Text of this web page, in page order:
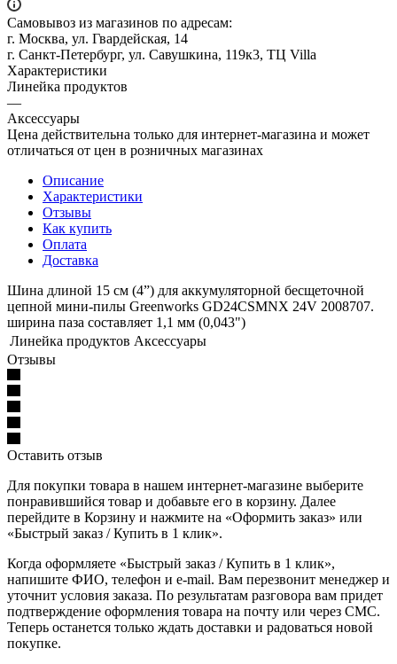
Самовывоз из магазинов по адресам:
г. Москва, ул. Гвардейская, 14
г. Санкт-Петербург, ул. Савушкина, 119к3, ТЦ Villa
Характеристики
Линейка продуктов
—
Аксессуары
Цена действительна только для интернет-магазина и может
отличаться от цен в розничных магазинах
Описание
Характеристики
Отзывы
Как купить
Оплата
Доставка
Шина длиной 15 см (4”) для аккумуляторной бесщеточной
цепной мини-пилы Greenworks GD24CSMNX 24V 2008707.
ширина паза составляет 1,1 мм (0,043")
Линейка продуктов Аксессуары
Отзывы
Оставить отзыв
Для покупки товара в нашем интернет-магазине выберите
понравившийся товар и добавьте его в корзину. Далее
перейдите в Корзину и нажмите на «Оформить заказ» или
«Быстрый заказ / Купить в 1 клик».
Когда оформляете «Быстрый заказ / Купить в 1 клик»,
напишите ФИО, телефон и e-mail. Вам перезвонит менеджер и
уточнит условия заказа. По результатам разговора вам придет
подтверждение оформления товара на почту или через СМС.
Теперь останется только ждать доставки и радоваться новой
покупке.